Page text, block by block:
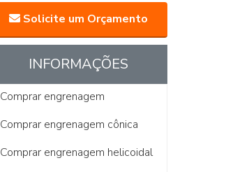
Solicite um Orçamento
INFORMAÇÕES
Comprar engrenagem
Comprar engrenagem cônica
Comprar engrenagem helicoidal